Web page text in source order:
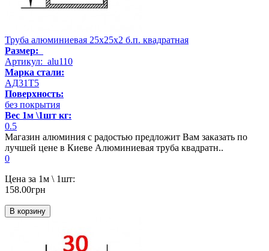
Труба алюминиевая 25х25х2 б.п. квадратная
Размер:
Артикул: alu110
Марка стали:
АД31Т5
Поверхность:
без покрытия
Вес 1м \1шт кг:
0.5
Магазин алюминия с радостью предложит Вам заказать по
лучшей цене в Киеве Алюминиевая труба квадратн..
0
Цена за 1м \ 1шт:
158.00грн
В корзину